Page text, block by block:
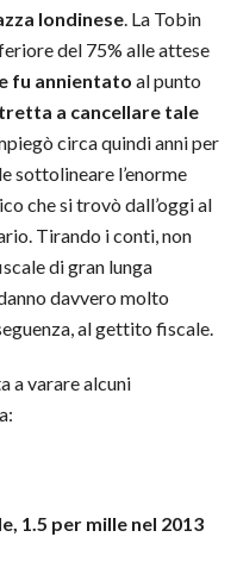
londinese. La Tobin
del 75% alle attese
fu annientato al punto
a cancellare tale
circa quindi anni per
sottolineare l’enorme
che si trovò dall’oggi al
Tirando i conti, non
di gran lunga
davvero molto
al gettito fiscale.
a varare alcuni
1.5 per mille nel 2013